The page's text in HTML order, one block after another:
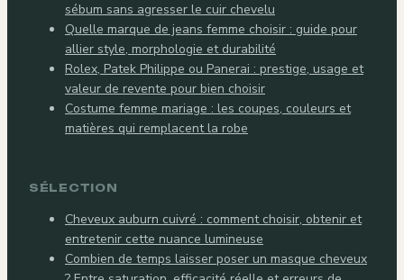
sébum sans agresser le cuir chevelu
Quelle marque de jeans femme choisir : guide pour
allier style, morphologie et durabilité
Rolex, Patek Philippe ou Panerai : prestige, usage et
valeur de revente pour bien choisir
Costume femme mariage : les coupes, couleurs et
matières qui remplacent la robe
SÉLECTION
Cheveux auburn cuivré : comment choisir, obtenir et
entretenir cette nuance lumineuse
Combien de temps laisser poser un masque cheveux